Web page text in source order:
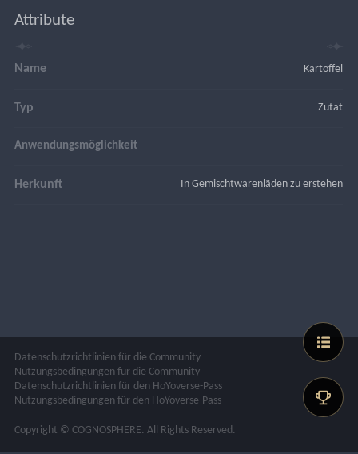
Attribute
Name Kartoffel
Typ Zutat
Anwendungsmöglichkeit
Herkunft In Gemischtwarenläden zu erstehen
Datenschutzrichtlinien für die Community
Nutzungsbedingungen für die Community
Datenschutzrichtlinien für den HoYoverse-Pass
Nutzungsbedingungen für den HoYoverse-Pass
Copyright © COGNOSPHERE. All Rights Reserved.